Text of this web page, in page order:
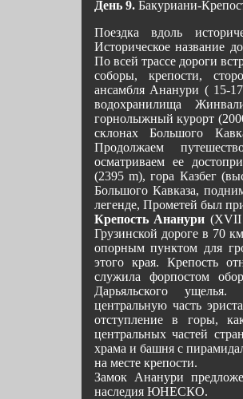
День 9.Бакуриани-
Поездка вдоль
Историческое название
По всей трассе дороги
соборы, крепости,
ансамбля Ананури ( 15-
водохранилища
горнолыжный курорт
склонах Большого
Продолжаем
осматриваем ее
(2395 m), гора Казбег
Большого Кавказа,
легенде, Прометей был
Крепость Ананури (XVII
Грузинской дороге в 70
опорным пунктом для
этого края. Крепость
служила форпостом
Дарьяльского
центральную часть
отступление в горы,
центральных частей
храма и башня с
на месте крепости.
Замок Ананури
наследия ЮНЕСКО.